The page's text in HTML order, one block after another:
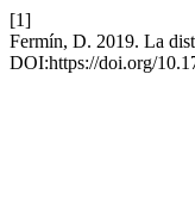
[1]
Fermín, D. 2019. La
DOI:https://doi.org/